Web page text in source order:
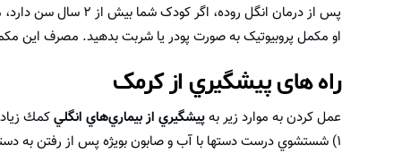
پس از درمان انگل
او مکمل پروبیوتیک به صورت پودر یا شربت بدهید. مصرف
راه های پيشگيري از کرمک
عمل كردن به موارد زير بهپيشگيري از بيماري‌هاي انگليكمك
۱) شستشوي درست دستها با آب و صابون بويژه پس از رفتن به دستشويي و پيش از غذا خوردن